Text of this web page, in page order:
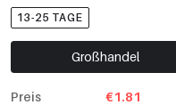
13-25 TAGE
Großhandel
Preis
€1.81